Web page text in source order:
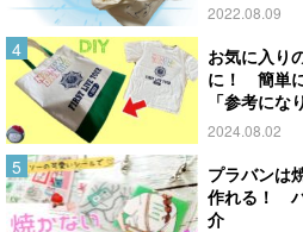
2022.08.09
お気に入り
に！ 簡単
「参考にな
2024.08.02
プラバンは
作れる！
介